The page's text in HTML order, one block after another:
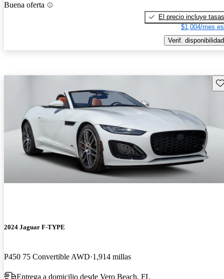
Buena oferta
El precio incluye tasas
$1,004/mes
Verif. disponibilidad
2024 Jaguar F-TYPE
P450 75 Convertible AWD 1,914 millas
Entrega a domicilio desde Vero Beach, FL